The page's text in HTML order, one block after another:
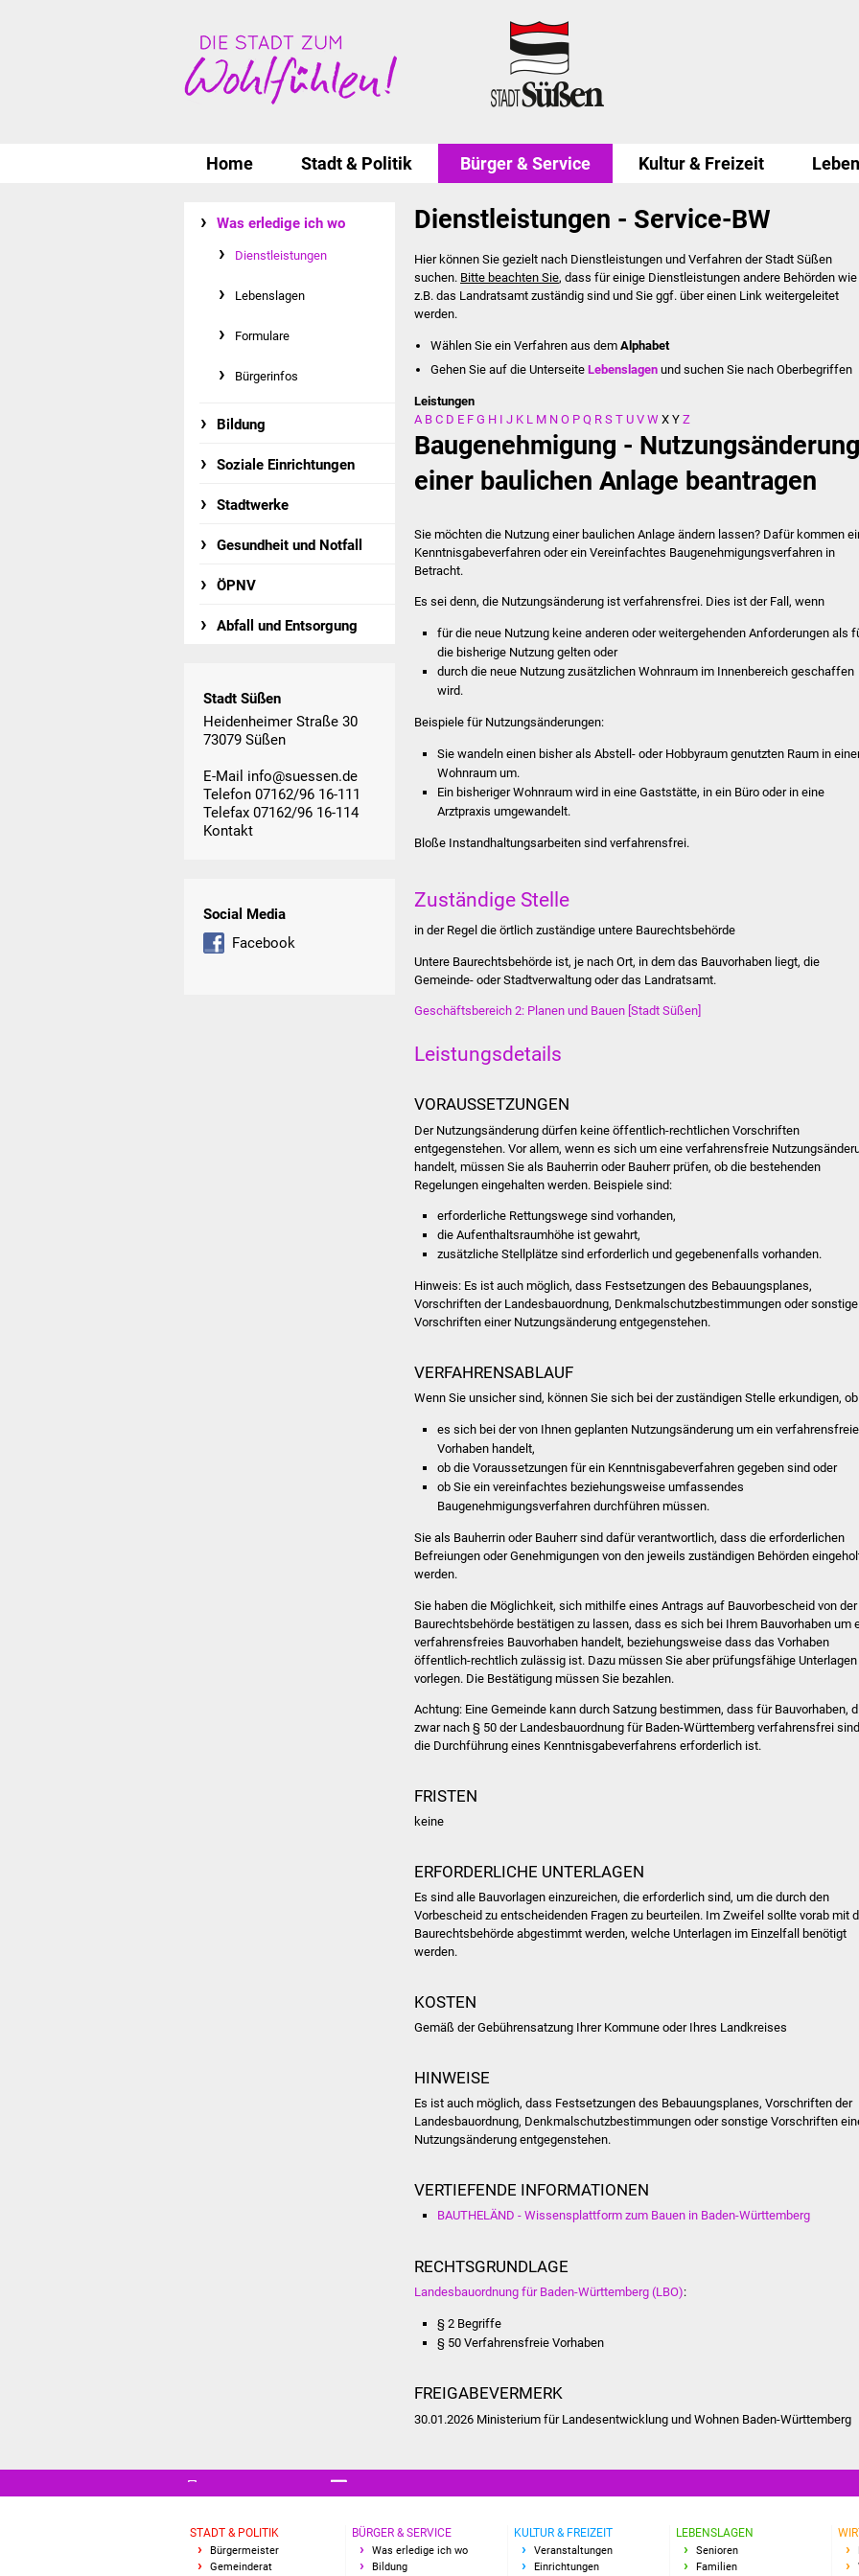
Home Stadt & Politik Bürger & Service Kultur & Freizeit
Was erledige ich wo
Dienstleistungen
Lebenslagen
Formulare
Bürgerinfos
Bildung
Soziale Einrichtungen
Stadtwerke
Gesundheit und Notfall
ÖPNV
Abfall und Entsorgung
Stadt Süßen
Heidenheimer Straße 30
73079 Süßen
E-Mail info@suessen.de
Telefon 07162/96 16-111
Telefax 07162/96 16-114
Kontakt
Social Media
Facebook
Dienstleistungen - Service-BW
Hier können Sie gezielt nach Dienstleistungen und Verfahren der Stadt Süßen
suchen. Bitte beachten Sie, dass für einige Dienstleistungen andere Behörden wie
z.B. das Landratsamt zuständig sind und Sie ggf. über einen Link weitergeleitet
werden.
Wählen Sie ein Verfahren aus dem Alphabet
Gehen Sie auf die UnterseiteLebenslagen und suchen Sie nach Oberbegriffen
Leistungen
A B C D E F G H I J K L M N O P Q R S T U V W X Y Z
Baugenehmigung - Nutzungsänderung
einer baulichen Anlage beantragen
Sie möchten die Nutzung einer baulichen Anlage ändern lassen? Dafür kommen
Kenntnisgabeverfahren oder ein Vereinfachtes Baugenehmigungsverfahren in
Betracht.
Es sei denn, die Nutzungsänderung ist verfahrensfrei. Dies ist der Fall, wenn
für die neue Nutzung keine anderen oder weitergehenden Anforderungen als
die bisherige Nutzung gelten oder
durch die neue Nutzung zusätzlichen Wohnraum im Innenbereich geschaffen
wird.
Beispiele für Nutzungsänderungen:
Sie wandeln einen bisher als Abstell- oder Hobbyraum genutzten Raum in
Wohnraum um.
Ein bisheriger Wohnraum wird in eine Gaststätte, in ein Büro oder in eine
Arztpraxis umgewandelt.
Bloße Instandhaltungsarbeiten sind verfahrensfrei.
Zuständige Stelle
in der Regel die örtlich zuständige untere Baurechtsbehörde
Untere Baurechtsbehörde ist, je nach Ort, in dem das Bauvorhaben liegt, die
Gemeinde- oder Stadtverwaltung oder das Landratsamt.
Geschäftsbereich 2: Planen und Bauen [Stadt Süßen]
Leistungsdetails
VORAUSSETZUNGEN
Der Nutzungsänderung dürfen keine öffentlich-rechtlichen Vorschriften
entgegenstehen. Vor allem, wenn es sich um eine verfahrensfreie
handelt, müssen Sie als Bauherrin oder Bauherr prüfen, ob die bestehenden
Regelungen eingehalten werden. Beispiele sind:
erforderliche Rettungswege sind vorhanden,
die Aufenthaltsraumhöhe ist gewahrt,
zusätzliche Stellplätze sind erforderlich und gegebenenfalls vorhanden.
Hinweis: Es ist auch möglich, dass Festsetzungen des Bebauungsplanes,
Vorschriften der Landesbauordnung, Denkmalschutzbestimmungen oder sonstige
Vorschriften einer Nutzungsänderung entgegenstehen.
VERFAHRENSABLAUF
Wenn Sie unsicher sind, können Sie sich bei der zuständigen Stelle erkundigen, ob
es sich bei der von Ihnen geplanten Nutzungsänderung um ein
Vorhaben handelt,
ob die Voraussetzungen für ein Kenntnisgabeverfahren gegeben sind oder
ob Sie ein vereinfachtes beziehungsweise umfassendes
Baugenehmigungsverfahren durchführen müssen.
Sie als Bauherrin oder Bauherr sind dafür verantwortlich, dass die erforderlichen
Befreiungen oder Genehmigungen von den jeweils zuständigen Behörden
werden.
Sie haben die Möglichkeit, sich mithilfe eines Antrags auf Bauvorbescheid von der
Baurechtsbehörde bestätigen zu lassen, dass es sich bei Ihrem Bauvorhaben um
verfahrensfreies Bauvorhaben handelt, beziehungsweise dass das Vorhaben
öffentlich-rechtlich zulässig ist. Dazu müssen Sie aber prüfungsfähige Unterlagen
vorlegen. Die Bestätigung müssen Sie bezahlen.
Achtung: Eine Gemeinde kann durch Satzung bestimmen, dass für Bauvorhaben,
zwar nach § 50 der Landesbauordnung für Baden-Württemberg verfahrensfrei
die Durchführung eines Kenntnisgabeverfahrens erforderlich ist.
FRISTEN
keine
ERFORDERLICHE UNTERLAGEN
Es sind alle Bauvorlagen einzureichen, die erforderlich sind, um die durch den
Vorbescheid zu entscheidenden Fragen zu beurteilen. Im Zweifel sollte vorab mit
Baurechtsbehörde abgestimmt werden, welche Unterlagen im Einzelfall benötigt
werden.
KOSTEN
Gemäß der Gebührensatzung Ihrer Kommune oder Ihres Landkreises
HINWEISE
Es ist auch möglich, dass Festsetzungen des Bebauungsplanes, Vorschriften der
Landesbauordnung, Denkmalschutzbestimmungen oder sonstige Vorschriften
Nutzungsänderung entgegenstehen.
VERTIEFENDE INFORMATIONEN
BAUTHELÄND - Wissensplattform zum Bauen in Baden-Württemberg
RECHTSGRUNDLAGE
Landesbauordnung für Baden-Württemberg (LBO):
§ 2 Begriffe
§ 50 Verfahrensfreie Vorhaben
FREIGABEVERMERK
30.01.2026 Ministerium für Landesentwicklung und Wohnen Baden-Württemberg
STADT & POLITIK
Bürgermeister
Gemeinderat
BÜRGER & SERVICE
Was erledige ich wo
Bildung
KULTUR & FREIZEIT
Veranstaltungen
Einrichtungen
LEBENSLAGEN
Senioren
Familien